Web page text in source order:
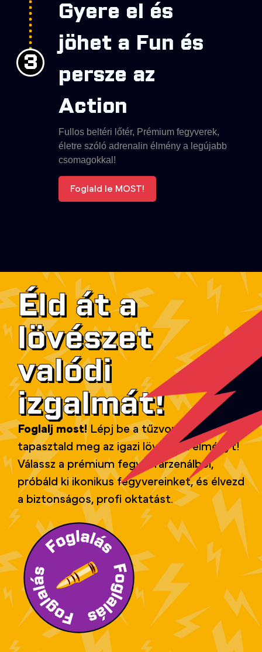
3
Gyere el és
jöhet a Fun és
persze az
Action
Fullos beltéri lőtér, Prémium fegyverek,
életre szóló adrenalin élmény a legújabb
csomagokkal!
Foglald le MOST!
Éld át a
lövészet
valódi
izgalmát!
Foglalj most!Lépj be a tűzvonalba, és
tapasztald meg az igazi lövészeti élményt!
Válassz a prémium fegyverarzenálból,
próbáld ki ikonikus fegyvereinket, és élvezd
a biztonságos, profi oktatást.